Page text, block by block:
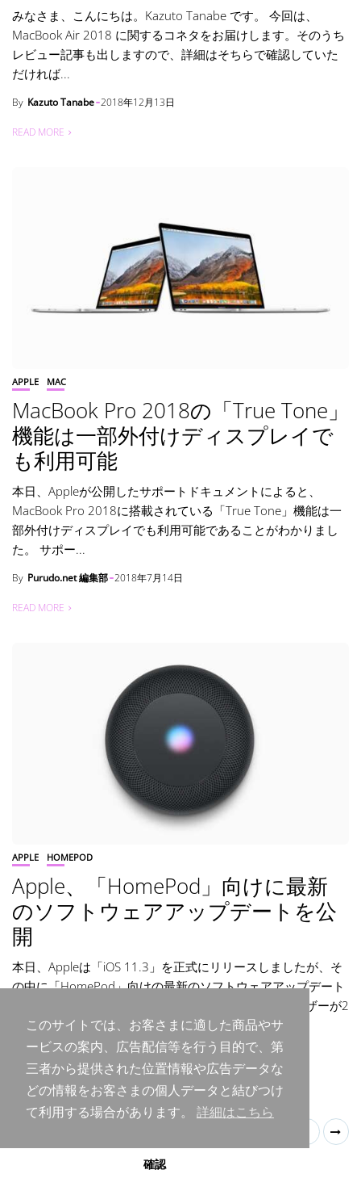
みなさま、こんにちは。Kazuto Tanabe です。 今回は、
MacBook Air 2018 に関するコネタをお届けします。そのうち
レビュー記事も出しますので、詳細はそちらで確認していた
だければ...
By Kazuto Tanabe 2018年12月13日
READ MORE
APPLE MAC
MacBook Pro 2018の「True Tone」
機能は一部外付けディスプレイで
も利用可能
本日、Appleが公開したサポートドキュメントによると、
MacBook Pro 2018に搭載されている「True Tone」機能は一
部外付けディスプレイでも利用可能であることがわかりまし
た。 サポー...
By Purudo.net 編集部 2018年7月14日
READ MORE
APPLE HOMEPOD
Apple、「HomePod」向けに最新
のソフトウェアアップデートを公
開
本日、Appleは「iOS 11.3」を正式にリリースしましたが、そ
の中に「HomePod」向けの最新のソフトウェアアップデート
が含まれているようです。 本アップデートには、ユーザーが2
台の「Home...
Purudo.net 編集部 2018年3月30日
READ MORE
このサイトでは、お客さまに適した商品やサ
ービスの案内、広告配信等を行う目的で、第
三者から提供された位置情報や広告データな
どの情報をお客さまの個人データと結びつけ
て利用する場合があります。 詳細はこちら
確認